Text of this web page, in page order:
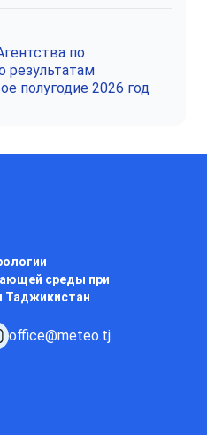
по
результатам
полугодие 2026 год
среды при
Таджикистан
office@meteo.tj